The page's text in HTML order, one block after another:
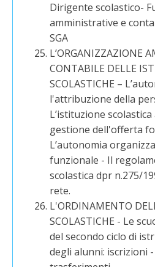
Dirigente scolastico-
amministrative e
SGA
L’ORGANIZZAZIONE
CONTABILE DELLE
SCOLASTICHE –
l'attribuzione della
L’istituzione
gestione dell'offerta
L’autonomia
funzionale - Il
scolastica dpr n.275/
rete.
L'ORDINAMENTO
SCOLASTICHE - Le
del secondo ciclo di
degli alunni: iscrizioni